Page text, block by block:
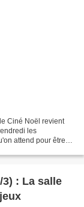
Ciné Noël revient
les
attend pour être
: La salle